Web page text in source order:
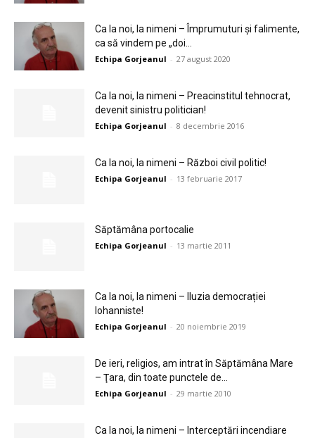
Ca la noi, la nimeni – Împrumuturi și falimente,
ca să vindem pe „doi...
Echipa Gorjeanul - 27 august 2020
Ca la noi, la nimeni – Preacinstitul tehnocrat,
devenit sinistru politician!
Echipa Gorjeanul - 8 decembrie 2016
Ca la noi, la nimeni – Război civil politic!
Echipa Gorjeanul - 13 februarie 2017
Săptămâna portocalie
Echipa Gorjeanul - 13 martie 2011
Ca la noi, la nimeni – Iluzia democrației
Iohanniste!
Echipa Gorjeanul - 20 noiembrie 2019
De ieri, religios, am intrat în Săptămâna Mare
– Ţara, din toate punctele de...
Echipa Gorjeanul - 29 martie 2010
Ca la noi, la nimeni – Interceptări incendiare